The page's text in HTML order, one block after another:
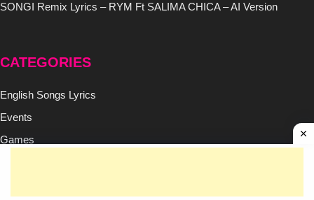
SONGI Remix Lyrics – RYM Ft SALIMA CHICA – AI Version
CATEGORIES
English Songs Lyrics
Events
Games